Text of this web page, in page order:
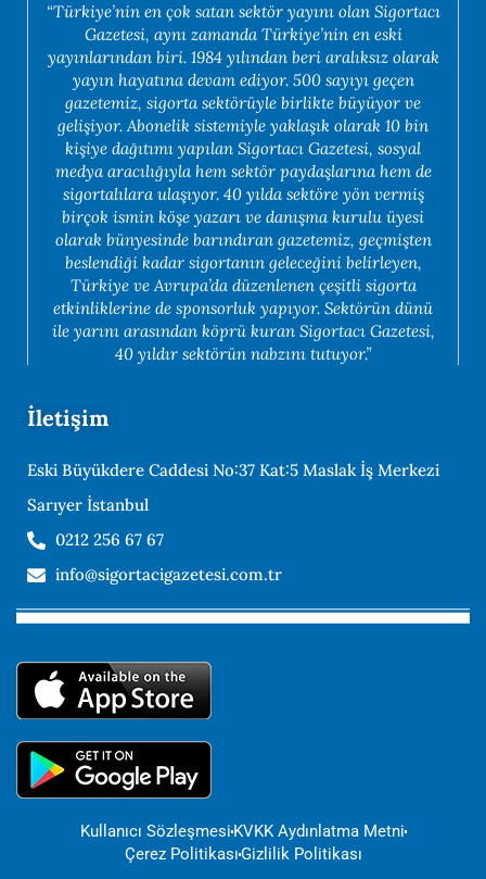
“Türkiye’nin en çok satan sektör yayını olan Sigortacı
Gazetesi, aynı zamanda Türkiye’nin en eski
yayınlarından biri. 1984 yılından beri aralıksız olarak
yayın hayatına devam ediyor. 500 sayıyı geçen
gazetemiz, sigorta sektörüyle birlikte büyüyor ve
gelişiyor. Abonelik sistemiyle yaklaşık olarak 10 bin
kişiye dağıtımı yapılan Sigortacı Gazetesi, sosyal
medya aracılığıyla hem sektör paydaşlarına hem de
sigortalılara ulaşıyor. 40 yılda sektöre yön vermiş
birçok ismin köşe yazarı ve danışma kurulu üyesi
olarak bünyesinde barındıran gazetemiz, geçmişten
beslendiği kadar sigortanın geleceğini belirleyen,
Türkiye ve Avrupa’da düzenlenen çeşitli sigorta
etkinliklerine de sponsorluk yapıyor. Sektörün dünü
ile yarını arasından köprü kuran Sigortacı Gazetesi,
40 yıldır sektörün nabzını tutuyor.”
İletişim
Eski Büyükdere Caddesi No:37 Kat:5 Maslak İş Merkezi
Sarıyer İstanbul
0212 256 67 67
info@sigortacigazetesi.com.tr
Kullanıcı SözleşmesiKVKK Aydınlatma Metni
Çerez PolitikasıGizlilik Politikası